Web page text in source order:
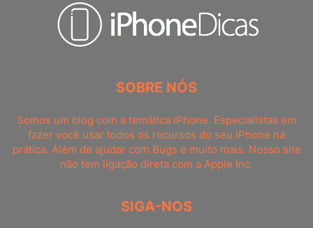
SOBRE NÓS
Somos um blog com a temática iPhone. Especialistas em
fazer você usar todos os recursos do seu iPhone na
prática. Além de ajudar com Bugs e muito mais. Nosso site
não tem ligação direta com a Apple Inc.
SIGA-NOS